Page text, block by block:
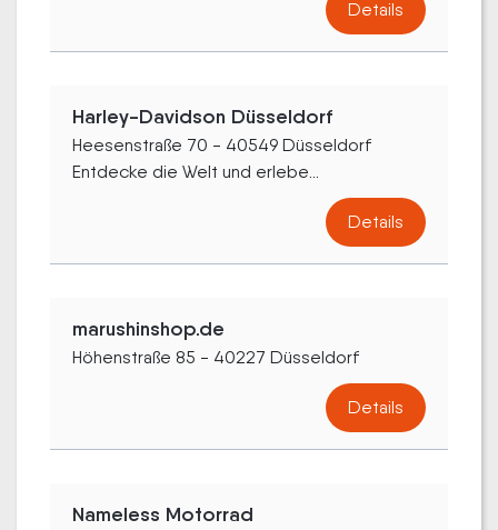
Details
Harley-Davidson Düsseldorf
Heesenstraße 70 - 40549 Düsseldorf
Entdecke die Welt und erlebe...
Details
marushinshop.de
Höhenstraße 85 - 40227 Düsseldorf
Details
Nameless Motorrad